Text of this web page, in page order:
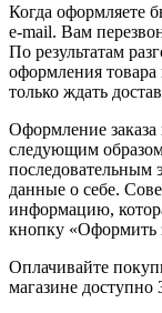
Когда оформляете
e-mail. Вам
По результатам
оформления
только ждать
Оформление
следующим
последовательным
данные о себе.
информацию,
кнопку «Оформить
Оплачивайте
магазине доступно